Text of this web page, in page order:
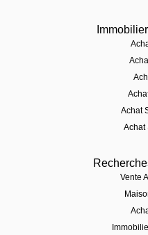
Achat
Achat
Vente